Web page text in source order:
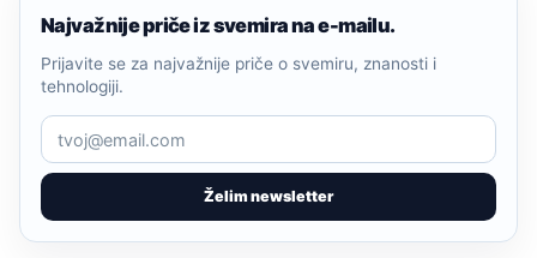
Najvažnije priče iz svemira na e-mailu.
Želim newsletter
Prijavite se za najvažnije priče o svemiru, znanosti i
tehnologiji.